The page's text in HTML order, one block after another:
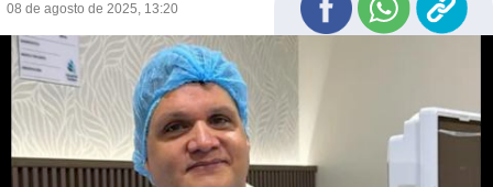
08 de agosto de 2025, 13:20